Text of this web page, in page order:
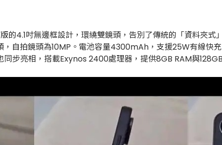
4.1吋無邊框設計，環繞雙鏡頭，告別了傳統的「資料夾
自拍鏡頭為10MP。電池容量4300mAh，支援25W有線快
步亮相，搭載Exynos 2400處理器，提供8GB RAM與